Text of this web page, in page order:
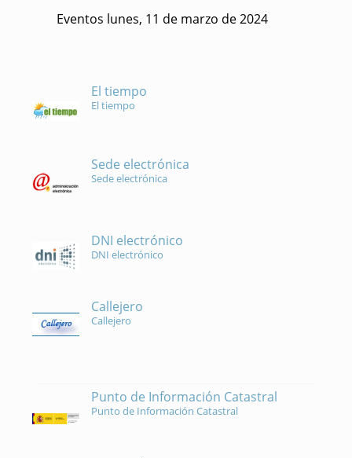
Eventos lunes, 11 de marzo de 2024
El tiempo
El tiempo
Sede electrónica
Sede electrónica
DNI electrónico
DNI electrónico
Callejero
Callejero
Punto de Información Catastral
Punto de Información Catastral